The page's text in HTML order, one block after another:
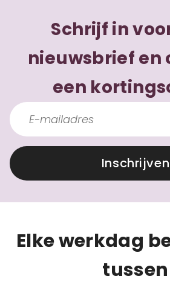
Schrijf in
nieuwsbrief en
een
Inschrijven
Elke werkdag
tussen